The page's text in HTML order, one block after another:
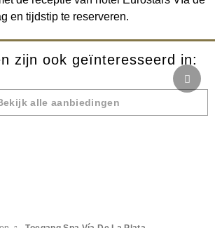
en tijdstip te reserveren.
zijn ook geïnteresseerd in:
alle aanbiedingen